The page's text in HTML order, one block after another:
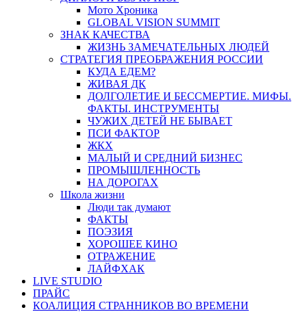
Мото Хроника
GLOBAL VISION SUMMIT
ЗНАК КАЧЕСТВА
ЖИЗНЬ ЗАМЕЧАТЕЛЬНЫХ ЛЮДЕЙ
СТРАТЕГИЯ ПРЕОБРАЖЕНИЯ РОССИИ
КУДА ЕДЕМ?
ЖИВАЯ ДК
ДОЛГОЛЕТИЕ И БЕССМЕРТИЕ. МИФЫ.
ФАКТЫ. ИНСТРУМЕНТЫ
ЧУЖИХ ДЕТЕЙ НЕ БЫВАЕТ
ПСИ ФАКТОР
ЖКХ
МАЛЫЙ И СРЕДНИЙ БИЗНЕС
ПРОМЫШЛЕННОСТЬ
НА ДОРОГАХ
Школа жизни
Люди так думают
ФАКТЫ
ПОЭЗИЯ
ХОРОШЕЕ КИНО
ОТРАЖЕНИЕ
ЛАЙФХАК
LIVE STUDIO
ПРАЙС
КОАЛИЦИЯ СТРАННИКОВ ВО ВРЕМЕНИ